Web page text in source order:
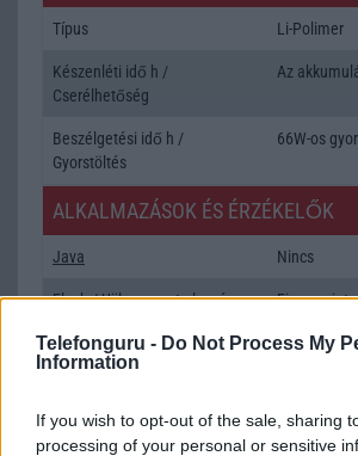
Telefonguru - Do Not Process My
Information
If you wish to opt-out of the sale, sharing
processing of your personal or sensitive
Típus Li-Polimer
Készenléti idő h /
Cserélhetőség
Az
Beszélgetési idő h /
Gyorstöltés
66W-os
ALKALMAZÁSOK ÉS ÉRZÉKELŐK
Java Nincs
Flash/Ujjlenyomat olvasó Fingerprint
SNS integráció alap
T9 szótár alkalmazás